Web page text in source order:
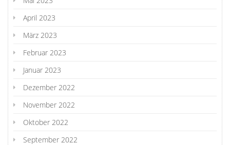
April 2023
März 2023
Februar 2023
Januar 2023
Dezember 2022
November 2022
Oktober 2022
September 2022